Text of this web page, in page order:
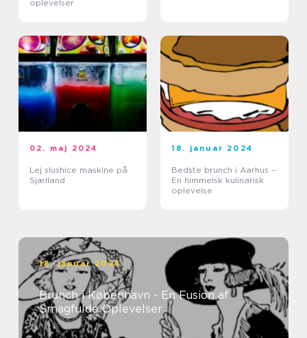
oplevelser
02. maj 2024
Lej slushice maskine på
Sjælland
18. januar 2024
Bedste brunch i Aarhus –
En himmelsk kulinarisk
oplevelse
18. januar 2024
Brunch i København - En Fusion af
Smagfulde Oplevelser